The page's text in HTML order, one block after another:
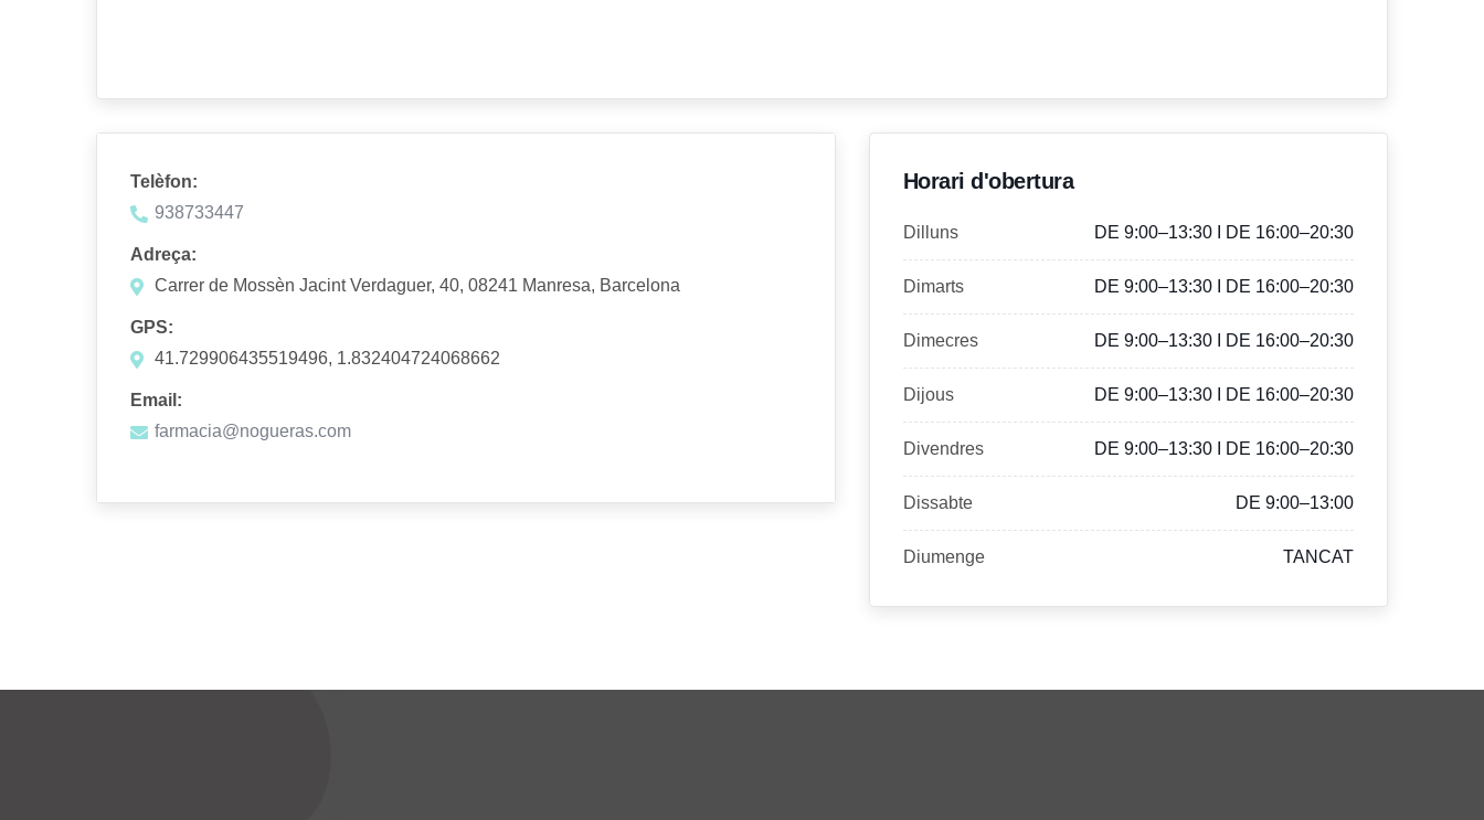
Telèfon:
938733447
Adreça:
Carrer de Mossèn Jacint Verdaguer, 40, 08241 Manresa, Barcelona
GPS:
41.729906435519496, 1.832404724068662
Email:
farmacia@nogueras.com
Horari d'obertura
Dilluns DE 9:00–13:30 I DE 16:00–20:30
Dimarts DE 9:00–13:30 I DE 16:00–20:30
Dimecres DE 9:00–13:30 I DE 16:00–20:30
Dijous DE 9:00–13:30 I DE 16:00–20:30
Divendres DE 9:00–13:30 I DE 16:00–20:30
Dissabte DE 9:00–13:00
Diumenge TANCAT